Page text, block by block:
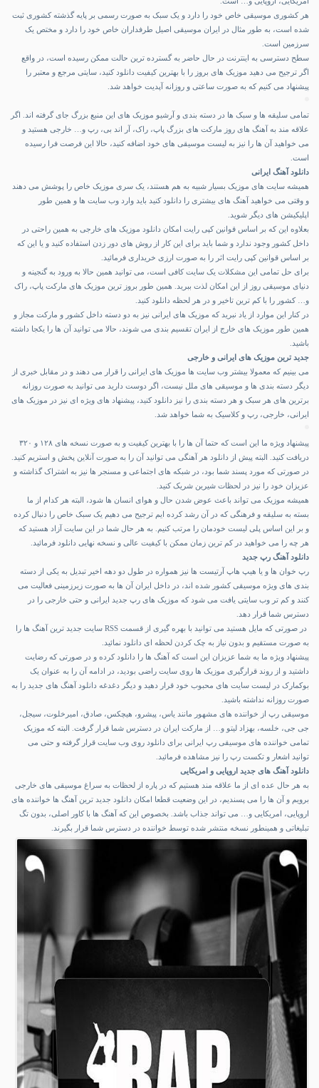
هر کشوری موسیقی خاص خود را دارد و یک سبک به صورت رسمی بر پایه گذشته کشوری ثبت
شده است، به طور مثال در ایران موسیقی اصیل طرفداران خاص خود را دارد و مختص یک
سرزمین است.
سطح دسترسی به اینترنت در حال حاضر به گسترده ترین حالت ممکن رسیده است، در واقع
اگر ترجیح می دهید موزیک های بروز را با بهترین کیفیت دانلود کنید، سایتی مرجع و معتبر را
پیشنهاد می کنیم که به صورت ساعتی و روزانه آپدیت خواهد شد.
تمامی سلیقه ها و سبک ها در دسته بندی و آرشیو موزیک های این منبع بزرگ جای گرفته اند. اگر
علاقه مند به آهنگ های روز مارکت های بزرگ پاپ، راک، آر اند بی، رپ و… خارجی هستید و
می خواهید آن ها را نیز به لیست موسیقی های خود اضافه کنید، حالا این فرصت فرا رسیده
است.
دانلود آهنگ ایرانی
همیشه سایت های موزیک بسیار شبیه به هم هستند، یک سری موزیک خاص را پوشش می دهند
و وقتی می خواهید آهنگ های بیشتری را دانلود کنید باید وارد وب سایت ها و همین طور
اپلیکیشن های دیگر شوید.
بعلاوه این که بر اساس قوانین کپی رایت امکان دانلود موزیک های خارجی به همین راحتی در
داخل کشور وجود ندارد و شما باید برای این کار از روش های دور زدن استفاده کنید و یا این که
بر اساس قوانین کپی رایت اثر را به صورت ارزی خریداری فرمائید.
برای حل تمامی این مشکلات یک سایت کافی است، می توانید همین حالا به ورود به گنجینه و
دنیای موسیقی روز از این امکان لذت ببرید. همین طور بروز ترین موزیک های مارکت پاپ، راک
و… کشور را با کم ترین تاخیر و در هر لحظه دانلود کنید.
در کنار این موارد از یاد نبرید که موزیک های ایرانی نیز به دو دسته داخل کشور و مارکت مجاز و
همین طور موزیک های خارج از ایران تقسیم بندی می شوند، حالا می توانید آن ها را یکجا داشته
باشید.
جدید ترین موزیک های ایرانی و خارجی
می بینیم که معمولا بیشتر وب سایت ها موزیک های ایرانی را قرار می دهند و در مقابل خبری از
دیگر دسته بندی ها و موسیقی های ملل نیست، اگر دوست دارید می توانید به صورت روزانه
برترین های هر سبک و هر دسته بندی را نیز دانلود کنید، پیشنهاد های ویژه ای نیز در موزیک های
ایرانی، خارجی، رپ و کلاسیک به شما خواهد شد.
پیشنهاد ویژه ما این است که حتما آن ها را با بهترین کیفیت و به صورت نسخه های ۱۲۸ و ۳۲۰
دریافت کنید. البته پیش از دانلود هر آهنگی می توانید آن را به صورت آنلاین پخش و استریم کنید.
در صورتی که مورد پسند شما بود، در شبکه های اجتماعی و مسنجر ها نیز به اشتراک گذاشته و
عزیزان خود را نیز در لحظات شیرین شریک کنید.
همیشه موزیک می تواند باعث عوض شدن حال و هوای انسان ها شود، البته هر کدام از ما
بسته به سلیقه و فرهنگی که در آن رشد کرده ایم ترجیح می دهیم یک سبک خاص را دنبال کرده
و بر این اساس پلی لیست خودمان را مرتب کنیم. به هر حال شما در این سایت آزاد هستید که
هر چه را می خواهید در کم ترین زمان ممکن با کیفیت عالی و نسخه نهایی دانلود فرمائید.
دانلود آهنگ رپ جدید
رپ خوان ها و یا هیپ هاپ آرتیست ها نیز همواره در طول دو دهه اخیر تبدیل به یکی از دسته
بندی های ویژه موسیقی کشور شده اند، در داخل ایران آن ها به صورت زیرزمینی فعالیت می
کنند و کم تر وب سایتی یافت می شود که موزیک های رپ جدید ایرانی و حتی خارجی را در
دسترس شما قرار دهد.
در صورتی که مایل هستید می توانید با بهره گیری از قسمت RSS سایت جدید ترین آهنگ ها را
به صورت مستقیم و بدون نیاز به چک کردن لحظه ای دانلود نمائید.
پیشنهاد ویژه ما به شما عزیزان این است که آهنگ ها را دانلود کرده و در صورتی که رضایت
داشتید و از روند قرارگیری موزیک ها روی سایت راضی بودید، در ادامه آن را به عنوان یک
بوکمارک در لیست سایت های محبوب خود قرار دهید و دیگر دغدغه دانلود آهنگ های جدید را به
صورت روزانه نداشته باشید.
موسیقی رپ از خواننده های مشهور مانند یاس، پیشرو، هیچکس، صادق، امیرخلوت، سیجل،
جی جی، خلسه، بهزاد لیتو و… از مارکت ایران در دسترس شما قرار گرفت. البته که موزیک
تمامی خواننده های موسیقی رپ ایرانی برای دانلود روی وب سایت قرار گرفته و حتی می
توانید اشعار و تکست رپ را نیز مشاهده فرمائید.
دانلود آهنگ های جدید اروپایی و امریکایی
به هر حال عده ای از ما علاقه مند هستیم که در پاره از لحظات به سراغ موسیقی های خارجی
برویم و آن ها را می پسندیم، در این وضعیت قطعا امکان دانلود جدید ترین آهنگ ها خواننده های
اروپایی، امریکایی و… می تواند جذاب باشد. بخصوص این که آهنگ ها با کاور اصلی، بدون تگ
تبلیغاتی و همینطور نسخه منتشر شده توسط خواننده در دسترس شما قرار بگیرند.